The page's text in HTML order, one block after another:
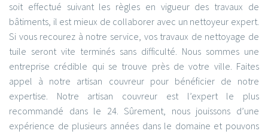
soit effectué suivant les règles en vigueur des travaux de
bâtiments, il est mieux de collaborer avec un nettoyeur expert.
Si vous recourez à notre service, vos travaux de nettoyage de
tuile seront vite terminés sans difficulté. Nous sommes une
entreprise crédible qui se trouve près de votre ville. Faites
appel à notre artisan couvreur pour bénéficier de notre
expertise. Notre artisan couvreur est l’expert le plus
recommandé dans le 24. Sûrement, nous jouissons d’une
expérience de plusieurs années dans le domaine et pouvons